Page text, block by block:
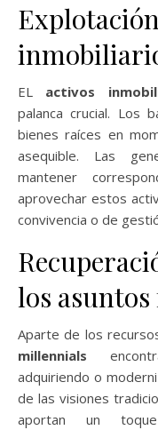
EL activos
palanca crucial. Los
bienes raíces en
asequible. Las
mantener
aprovechar estos
convivencia o de
los
Aparte de los
millennials
adquiriendo o
de las visiones
aportan un